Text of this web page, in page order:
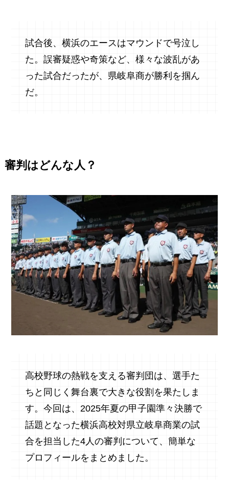
試合後、横浜のエースはマウンドで号泣し
た。誤審疑惑や奇策など、様々な波乱があ
った試合だったが、県岐阜商が勝利を掴ん
だ。
審判はどんな人？
高校野球の熱戦を支える審判団は、選手た
ちと同じく舞台裏で大きな役割を果たしま
す。今回は、2025年夏の甲子園準々決勝で
話題となった横浜高校対県立岐阜商業の試
合を担当した4人の審判について、簡単な
プロフィールをまとめました。